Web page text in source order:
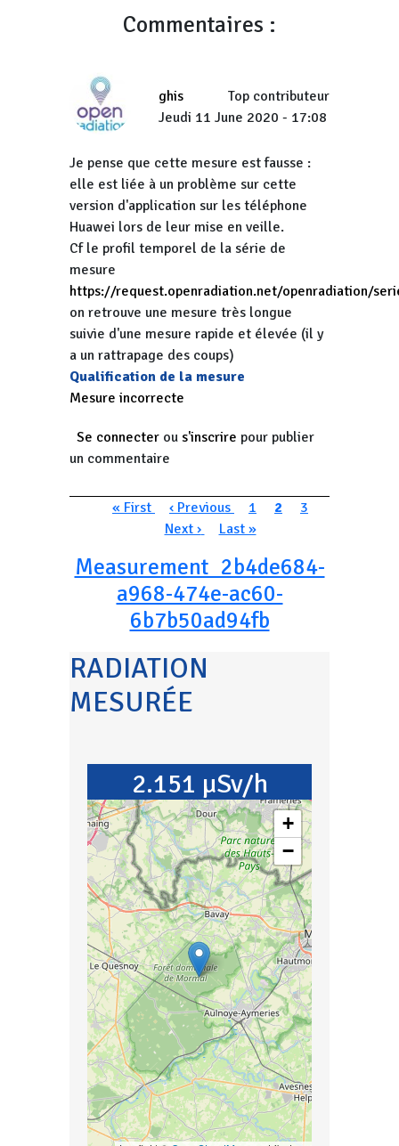
Commentaires :
ghis
Top contributeur
Jeudi 11 June 2020 - 17:08
Je pense que cette mesure est fausse :
elle est liée à un problème sur cette
version d'application sur les téléphone
Huawei lors de leur mise en veille.
Cf le profil temporel de la série de
mesure
https://request.openradiation.net/openradiation/
on retrouve une mesure très longue
suivie d'une mesure rapide et élevée (il y
a un rattrapage des coups)
Qualification de la mesure
Mesure incorrecte
Se connecter ou s'inscrire pour publier
un commentaire
Pagination
Première page
« First Page précédente
‹ Previous Page
1 Page courante
2 Page
3
Next ›
Dernière page
Last »
Measurement_2b4de684-
a968-474e-ac60-
6b7b50ad94fb
RADIATION
MESURÉE
2.151 µSv/h
+
−